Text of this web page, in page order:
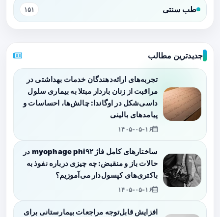
طب سنتی ۱۵۱
جدیدترین مطالب
تجربه‌های ارائه‌دهندگان خدمات بهداشتی در
مراقبت از زنان باردار مبتلا به بیماری سلول
داسی‌شکل در اوگاندا: چالش‌ها، احساسات و
پیامدهای بالینی
۱۴۰۵-۰۵-۱۶
ساختارهای کامل فاژ myophage phi۹۲ در
حالات باز و منقبض: چه چیزی درباره نفوذ به
باکتری‌های کپسول‌دار می‌آموزیم؟
۱۴۰۵-۰۵-۱۶
افزایش قابل‌توجه مراجعات بیمارستانی برای